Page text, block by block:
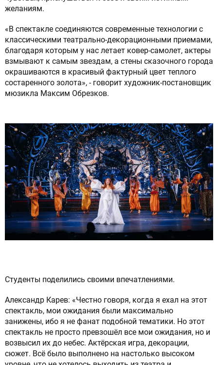
желаниям.
«В спектакле соединяются современные технологии с
классическими театрально-декорационными приемами,
благодаря которым у нас летает ковер-самолет, актеры
взмывают к самым звездам, а стены сказочного города
окрашиваются в красивый фактурный цвет теплого
состаренного золота», - говорит художник-постановщик
мюзикла Максим Обрезков.
Студенты поделились своими впечатлениями.
Александр Карев: «Честно говоря, когда я ехал на этот
спектакль, мои ожидания были максимально
занижены, ибо я не фанат подобной тематики. Но этот
спектакль не просто превзошёл все мои ожидания, но и
возвысил их до небес. Актёрская игра, декорации,
сюжет. Всё было выполнено на настолько высоком